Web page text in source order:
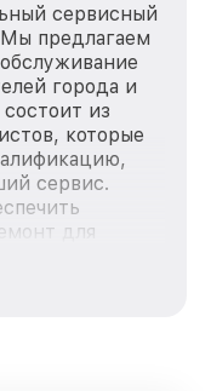
сервисный
предлагаем
города и
из
которые
сервис.
для
Leica, вне
Мы